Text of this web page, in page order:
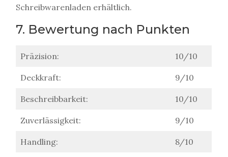
Schreibwarenladen erhältlich.
7. Bewertung nach Punkten
Präzision: 10/10
Deckkraft: 9/10
Beschreibbarkeit: 10/10
Zuverlässigkeit: 9/10
Handling: 8/10